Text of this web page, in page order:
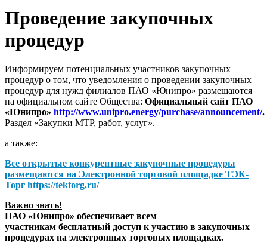
Проведение закупочных
процедур
Информируем потенциальных участников закупочных
процедур о том, что уведомления о проведении закупочных
процедур для нужд филиалов ПАО «Юнипро» размещаются
на официальном сайте Общества: Официальный сайт ПАО
«Юнипро» http://www.unipro.energy/purchase/announcement/.
Раздел «Закупки МТР, работ, услуг».
а также:
Все открытые конкурентные закупочные процедуры
размещаются на Электронной торговой площадке ТЭК-
Торг https://tektorg.ru/
Важно знать!
ПАО «Юнипро» обеспечивает всем
участникам бесплатный доступ к участию в закупочных
процедурах на электронных торговых площадках.